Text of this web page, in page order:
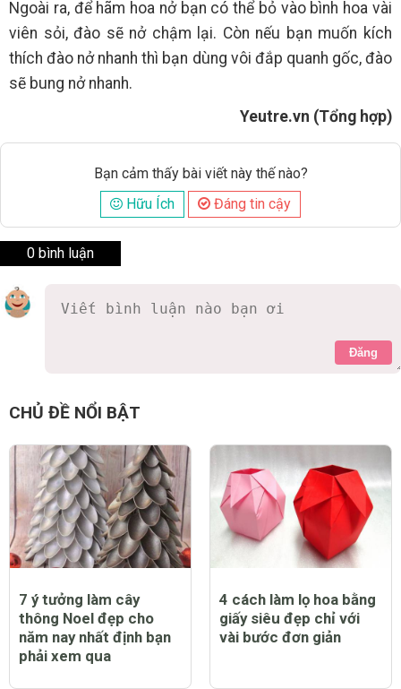
Ngoài ra, để hãm hoa nở bạn có thể bỏ vào bình hoa vài
viên sỏi, đào sẽ nở chậm lại. Còn nếu bạn muốn kích
thích đào nở nhanh thì bạn dùng vôi đắp quanh gốc, đào
sẽ bung nở nhanh.
Yeutre.vn (Tổng hợp)
Bạn cảm thấy bài viết này thế nào?
Hữu Ích
Đáng tin cậy
0 bình luận
Đăng
CHỦ ĐỀ NỔI BẬT
7 ý tưởng làm cây
thông Noel đẹp cho
năm nay nhất định bạn
phải xem qua
4 cách làm lọ hoa bằng
giấy siêu đẹp chỉ với
vài bước đơn giản